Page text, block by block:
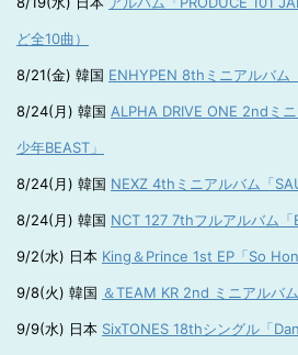
ど全10曲）
8/21(金) 韓国 ENHYPEN 8thミニアルバム
8/24(月) 韓国 ALPHA DRIVE ONE 2ndミ
少年BEAST」
8/24(月) 韓国 NEXZ 4thミニアルバム「
8/24(月) 韓国 NCT 127 7thフルアルバム「
9/2(水) 日本 King＆Prince 1st EP「So
9/8(火) 韓国 ＆TEAM KR 2nd ミニアルバ
9/9(水) 日本 SixTONES 18thシングル「